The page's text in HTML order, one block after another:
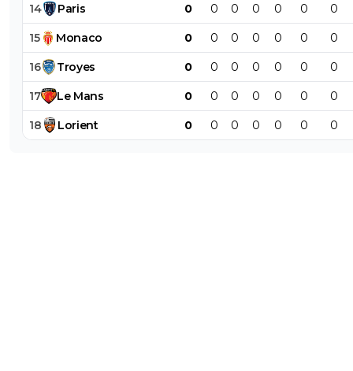
14 Paris 0 0 0 0 0 0 0
15 Monaco 0 0 0 0 0 0 0
16 Troyes 0 0 0 0 0 0 0
17 Le Mans 0 0 0 0 0 0 0
18 Lorient 0 0 0 0 0 0 0